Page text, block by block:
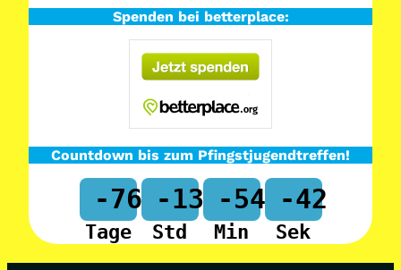
Spenden bei betterplace:
Countdown bis zum Pfingstjugendtreffen!
-76
Tage
-13
Std
-54
Min
-42
Sek